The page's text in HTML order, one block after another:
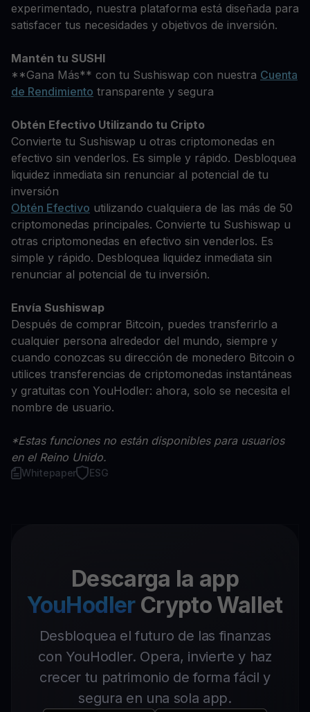
experimentado, nuestra plataforma está diseñada para
satisfacer tus necesidades y objetivos de inversión.
Mantén tu SUSHI
**Gana Más** con tu Sushiswap con nuestra Cuenta
de Rendimiento transparente y segura
Obtén Efectivo Utilizando tu Cripto
Convierte tu Sushiswap u otras criptomonedas en
efectivo sin venderlos. Es simple y rápido. Desbloquea
liquidez inmediata sin renunciar al potencial de tu
inversión
Obtén Efectivo utilizando cualquiera de las más de 50
criptomonedas principales. Convierte tu Sushiswap u
otras criptomonedas en efectivo sin venderlos. Es
simple y rápido. Desbloquea liquidez inmediata sin
renunciar al potencial de tu inversión.
Envía Sushiswap
Después de comprar Bitcoin, puedes transferirlo a
cualquier persona alrededor del mundo, siempre y
cuando conozcas su dirección de monedero Bitcoin o
utilices transferencias de criptomonedas instantáneas
y gratuitas con YouHodler: ahora, solo se necesita el
nombre de usuario.
*Estas funciones no están disponibles para usuarios
en el Reino Unido.
Whitepaper ESG
Descarga la app
YouHodler Crypto Wallet
Desbloquea el futuro de las finanzas
con YouHodler. Opera, invierte y haz
crecer tu patrimonio de forma fácil y
segura en una sola app.